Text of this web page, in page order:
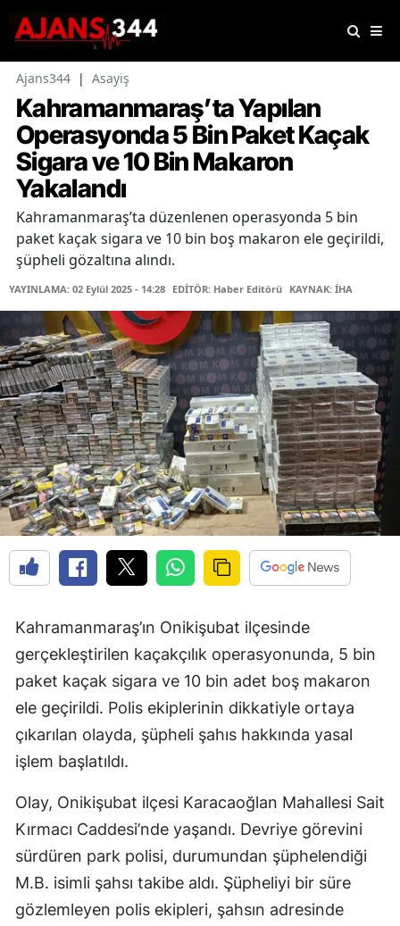
Ajans344 | Asayiş
Kahramanmaraş’ta Yapılan
Operasyonda 5 Bin Paket Kaçak
Sigara ve 10 Bin Makaron
Yakalandı
Kahramanmaraş’ta düzenlenen operasyonda 5 bin
paket kaçak sigara ve 10 bin boş makaron ele geçirildi,
şüpheli gözaltına alındı.
YAYINLAMA: 02 Eylül 2025 - 14:28 EDİTÖR: Haber Editörü KAYNAK: İHA
Kahramanmaraş’ın Onikişubat ilçesinde
gerçekleştirilen kaçakçılık operasyonunda, 5 bin
paket kaçak sigara ve 10 bin adet boş makaron
ele geçirildi. Polis ekiplerinin dikkatiyle ortaya
çıkarılan olayda, şüpheli şahıs hakkında yasal
işlem başlatıldı.
Olay, Onikişubat ilçesi Karacaoğlan Mahallesi Sait
Kırmacı Caddesi’nde yaşandı. Devriye görevini
sürdüren park polisi, durumundan şüphelendiği
M.B. isimli şahsı takibe aldı. Şüpheliyi bir süre
gözlemleyen polis ekipleri, şahsın adresinde